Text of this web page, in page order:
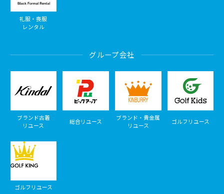
礼服・喪服
レンタル
グループ会社
ブランド古着
リユース
総合リユース
ブランド・貴金属
リユース
ゴルフリユース
ゴルフリユース